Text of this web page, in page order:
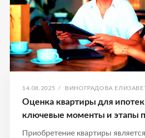
ЖИЛЬЕ
ДЕРЕВНЕ
ОПУБЛИКОВАНО
14.08.2025 / АВТОР:
ВИНОГРАДОВА
Оценка квартиры для
ключевые моменты и этапы
Приобретение квартиры